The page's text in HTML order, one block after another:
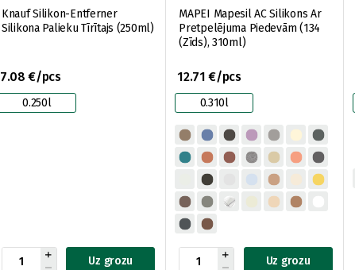
Knauf Silikon-Entferner
Silikona Palieku Tīrītajs (250ml)
7.08 €/pcs
0.250l
Uz grozu
MAPEI Mapesil AC Silikons Ar
Pretpelējuma Piedevām (134
(Zīds), 310ml)
12.71 €/pcs
0.310l
Uz grozu